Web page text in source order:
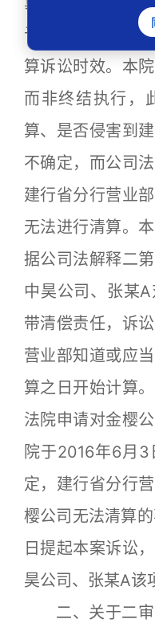
予债权人追究股
算诉讼时效。本
而非终结执行，
算、是否侵害到
不确定，而公司
建行省分行营业
无法进行清算。
据公司法解释二
中昊公司、张某
带清偿责任，诉
营业部知道或应
算之日开始计算
法院申请对金樱
院于2016年6月
定，建行省分行
樱公司无法清算
日提起本案诉讼
昊公司、张某A该
二、关于二审